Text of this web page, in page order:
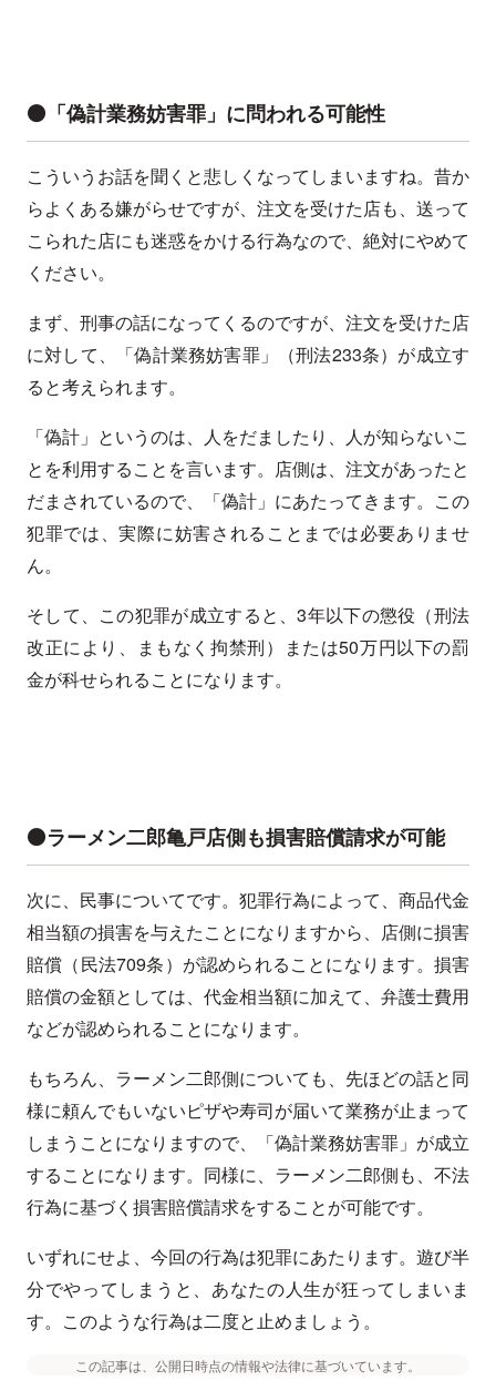
⚫️「偽計業務妨害罪」に問われる可能性
こういうお話を聞くと悲しくなってしまいますね。昔か
らよくある嫌がらせですが、注文を受けた店も、送って
こられた店にも迷惑をかける行為なので、絶対にやめて
ください。
まず、刑事の話になってくるのですが、注文を受けた店
に対して、「偽計業務妨害罪」（刑法233条）が成立す
ると考えられます。
「偽計」というのは、人をだましたり、人が知らないこ
とを利用することを言います。店側は、注文があったと
だまされているので、「偽計」にあたってきます。この
犯罪では、実際に妨害されることまでは必要ありませ
ん。
そして、この犯罪が成立すると、3年以下の懲役（刑法
改正により、まもなく拘禁刑）または50万円以下の罰
金が科せられることになります。
⚫️ラーメン二郎亀戸店側も損害賠償請求が可能
次に、民事についてです。犯罪行為によって、商品代金
相当額の損害を与えたことになりますから、店側に損害
賠償（民法709条）が認められることになります。損害
賠償の金額としては、代金相当額に加えて、弁護士費用
などが認められることになります。
もちろん、ラーメン二郎側についても、先ほどの話と同
様に頼んでもいないピザや寿司が届いて業務が止まって
しまうことになりますので、「偽計業務妨害罪」が成立
することになります。同様に、ラーメン二郎側も、不法
行為に基づく損害賠償請求をすることが可能です。
いずれにせよ、今回の行為は犯罪にあたります。遊び半
分でやってしまうと、あなたの人生が狂ってしまいま
す。このような行為は二度と止めましょう。
この記事は、公開日時点の情報や法律に基づいています。